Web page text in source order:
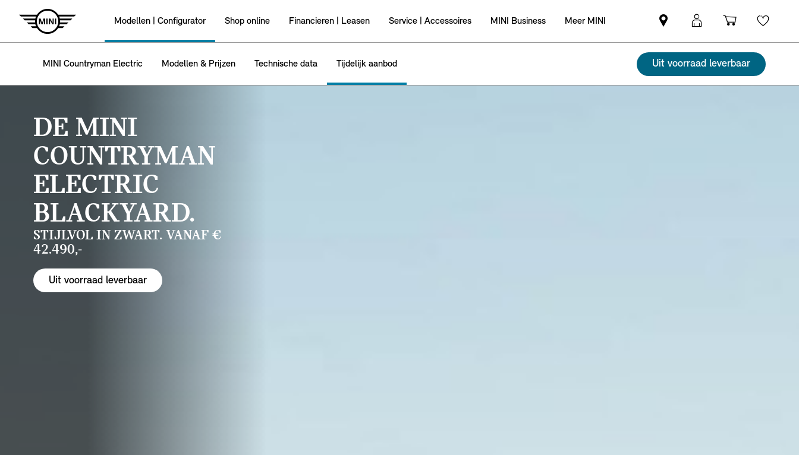
Modellen | Configurator Shop online Financieren | Leasen Service | Accessoires MINI Business Meer MINI
Vind
een
MINI
partner
MyMini
login
MINI Countryman Electric Modellen & Prijzen Technische data Tijdelijk aanbod Uit voorraad leverbaar
DE MINI
COUNTRYMAN
ELECTRIC
BLACKYARD.
STIJLVOL IN ZWART. VANAF €
42.490,-
Uit voorraad leverbaar